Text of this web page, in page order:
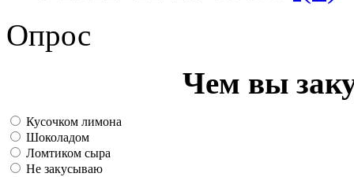
Опрос
Чем вы
Кусочком лимона
Шоколадом
Ломтиком сыра
Не закусываю